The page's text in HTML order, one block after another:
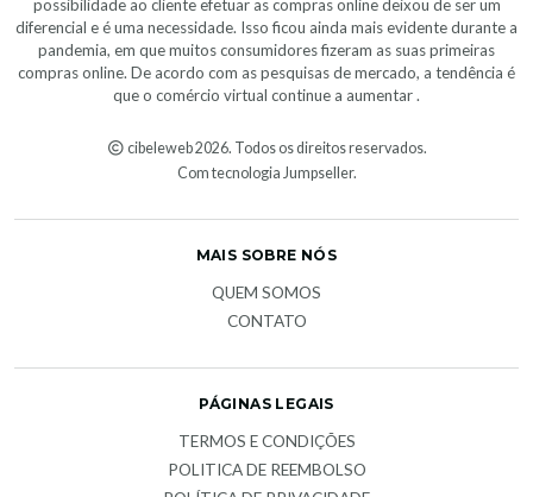
possibilidade ao cliente efetuar as compras online deixou de ser um
diferencial e é uma necessidade. Isso ficou ainda mais evidente durante a
pandemia, em que muitos consumidores fizeram as suas primeiras
compras online. De acordo com as pesquisas de mercado, a tendência é
que o comércio virtual continue a aumentar .
cibeleweb 2026. Todos os direitos reservados.
Com tecnologia Jumpseller.
MAIS SOBRE NÓS
QUEM SOMOS
CONTATO
PÁGINAS LEGAIS
TERMOS E CONDIÇÕES
POLITICA DE REEMBOLSO